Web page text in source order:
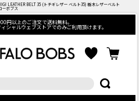
LEATHER BELT 35 (トチギレザー ベルト35) 栃木レザーベルト
ーボブス
円以上のご注文で送料無料。
シャルウェブストアでのみご利用頂けます。